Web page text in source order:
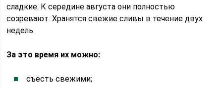
сладкие. К середине августа они полностью
созревают. Хранятся свежие сливы в течение двух
недель.
За это время их можно:
съесть свежими;